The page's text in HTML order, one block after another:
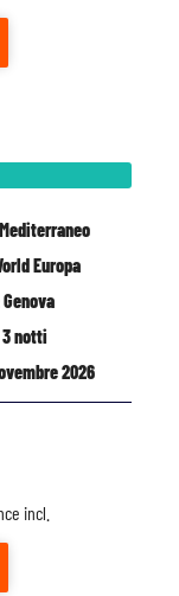
Mediterraneo
Europa
Genova
3 notti
2026
incl.